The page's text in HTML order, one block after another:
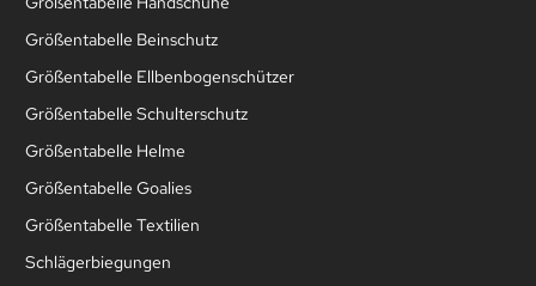
Größentabelle Beinschutz
Größentabelle Ellbenbogenschützer
Größentabelle Schulterschutz
Größentabelle Helme
Größentabelle Goalies
Größentabelle Textilien
Schlägerbiegungen